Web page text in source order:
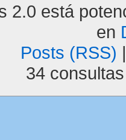
2.0 está
en
Posts (RSS)
34